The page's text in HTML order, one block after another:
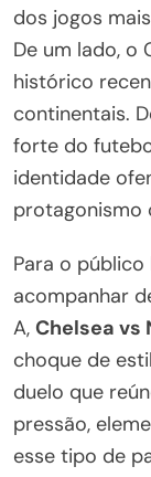
dos jogos
De um lado, o
histórico
continentais.
forte do
identidade
protagonismo
Para o
acompanhar
A, Chelsea vs
choque de
duelo que
pressão,
esse tipo de